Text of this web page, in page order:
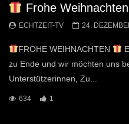
Frohe
ECHTZEIT-TV 24.
FROHE WEIHNACHTEN
zu Ende und wir möchten uns
Unterstützerinnen, Zu...
634 1